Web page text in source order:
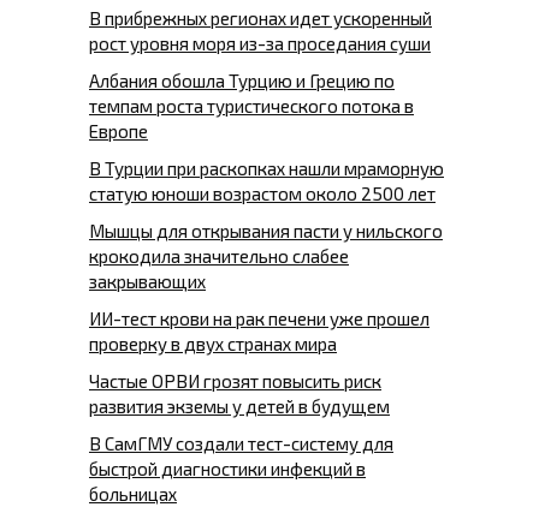
В прибрежных регионах идет ускоренный
рост уровня моря из-за проседания суши
Албания обошла Турцию и Грецию по
темпам роста туристического потока в
Европе
В Турции при раскопках нашли мраморную
статую юноши возрастом около 2500 лет
Мышцы для открывания пасти у нильского
крокодила значительно слабее
закрывающих
ИИ-тест крови на рак печени уже прошел
проверку в двух странах мира
Частые ОРВИ грозят повысить риск
развития экземы у детей в будущем
В СамГМУ создали тест-систему для
быстрой диагностики инфекций в
больницах